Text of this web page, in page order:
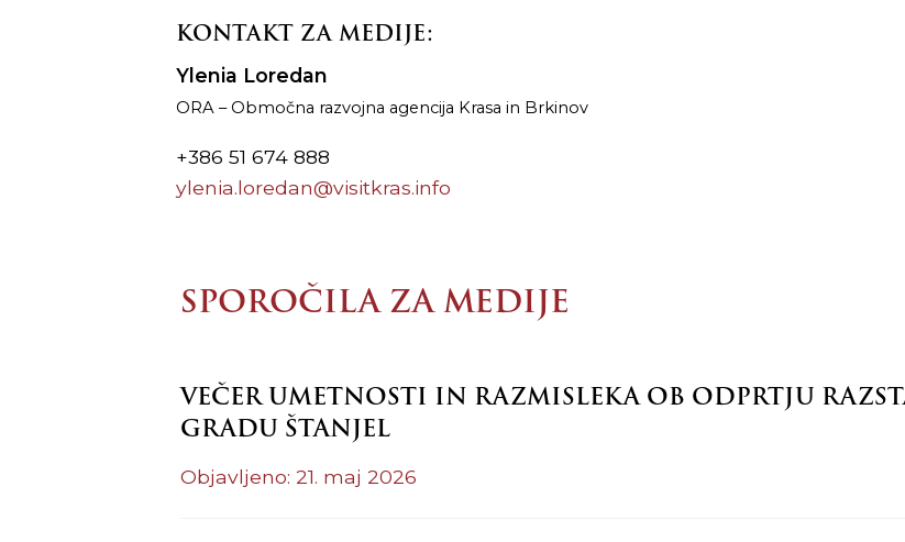
KONTAKT ZA MEDIJE:
Ylenia Loredan
ORA – Območna razvojna agencija Krasa in Brkinov
+386 51 674 888
ylenia.loredan@visitkras.info
SPOROČILA ZA MEDIJE
VEČER UMETNOSTI IN RAZMISLEKA OB ODPRTJU
GRADU ŠTANJEL
Objavljeno: 21. maj 2026